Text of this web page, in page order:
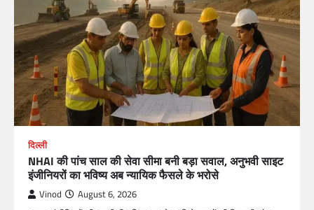
दिल्ली
NHAI की पांच साल की सेवा सीमा बनी बड़ा सवाल, अनुभवी साइट
इंजीनियरों का भविष्य अब न्यायिक फैसले के भरोसे
Vinod August 6, 2026